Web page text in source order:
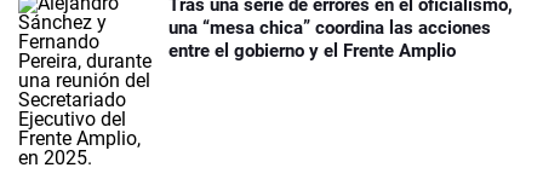
Tras una serie de errores en el oficialismo,
una “mesa chica” coordina las acciones
entre el gobierno y el Frente Amplio